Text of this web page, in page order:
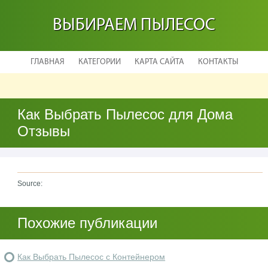
ВЫБИРАЕМ ПЫЛЕСОС
ГЛАВНАЯ КАТЕГОРИИ КАРТА САЙТА КОНТАКТЫ
Как Выбрать Пылесос для Дома
Отзывы
Source:
Похожие публикации
Как Выбрать Пылесос с Контейнером